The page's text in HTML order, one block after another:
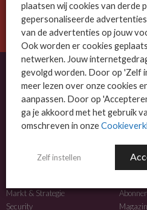
OVER MSP BUSINESS
MSP Business is het kennisplatform voor
NIEUWS
Markt & Strategie
Security
MEER
plaatsen wij cookies van derde
gepersonaliseerde
van de advertenties op jouw
Ook worden er cookies
netwerken. Jouw
gevolgd worden. Door op 'Zelf
meer lezen over onze cookies
aanpassen. Door op
ga je akkoord met het gebruik
omschreven in onze
Zelf instellen